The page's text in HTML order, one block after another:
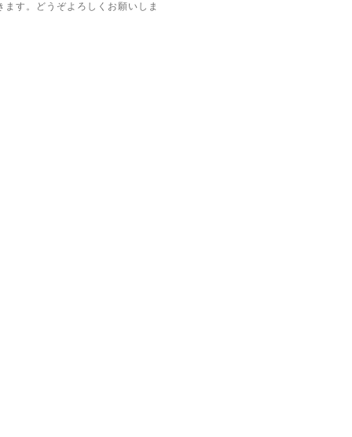
す。どうぞよろしくお願いしま